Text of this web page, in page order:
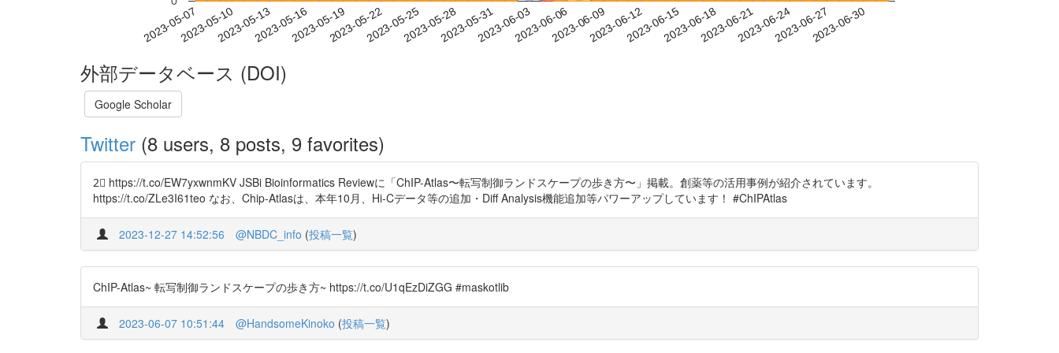
2023-05-072023-05-102023-05-132023-05-162023-05-192023-05-222023-05-252023-05-282023-05-312023-06-032023-06-062023-06-092023-06-122023-06-152023-06-182023-06-212023-06-242023-06-272023-06-30
外部データベース (DOI)
Google Scholar
Twitter (8 users, 8 posts, 9 favorites)
2⃣ https://t.co/EW7yxwnmKV JSBi Bioinformatics Reviewに「ChIP-Atlas〜転写制御ランドスケープの歩き方〜」掲載。創薬等の活用事例が紹介されています。
https://t.co/ZLe3I61teo なお、Chip-Atlasは、本年10月、Hi-Cデータ等の追加・Diff Analysis機能追加等パワーアップしています！ #ChIPAtlas
2023-12-27 14:52:56 @NBDC_info (投稿一覧)
ChIP-Atlas~ 転写制御ランドスケープの歩き方~ https://t.co/U1qEzDiZGG #maskotlib
2023-06-07 10:51:44 @HandsomeKinoko (投稿一覧)